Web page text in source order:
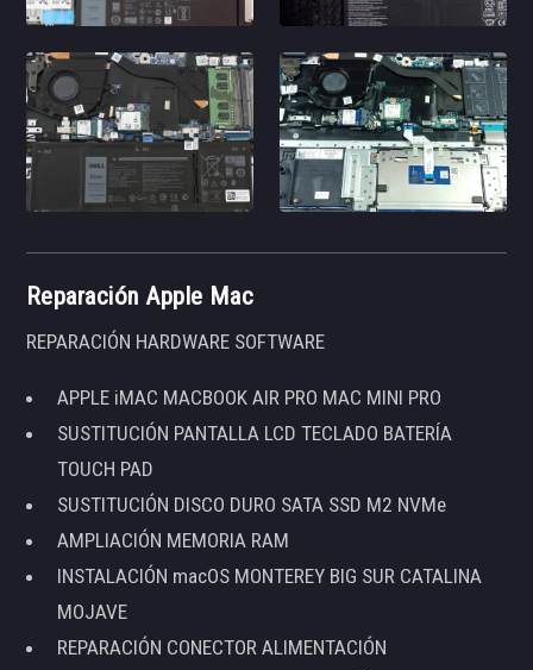
Reparación Apple Mac
REPARACIÓN HARDWARE SOFTWARE
APPLE iMAC MACBOOK AIR PRO MAC MINI PRO
SUSTITUCIÓN PANTALLA LCD TECLADO BATERÍA
TOUCH PAD
SUSTITUCIÓN DISCO DURO SATA SSD M2 NVMe
AMPLIACIÓN MEMORIA RAM
INSTALACIÓN macOS MONTEREY BIG SUR CATALINA
MOJAVE
REPARACIÓN CONECTOR ALIMENTACIÓN